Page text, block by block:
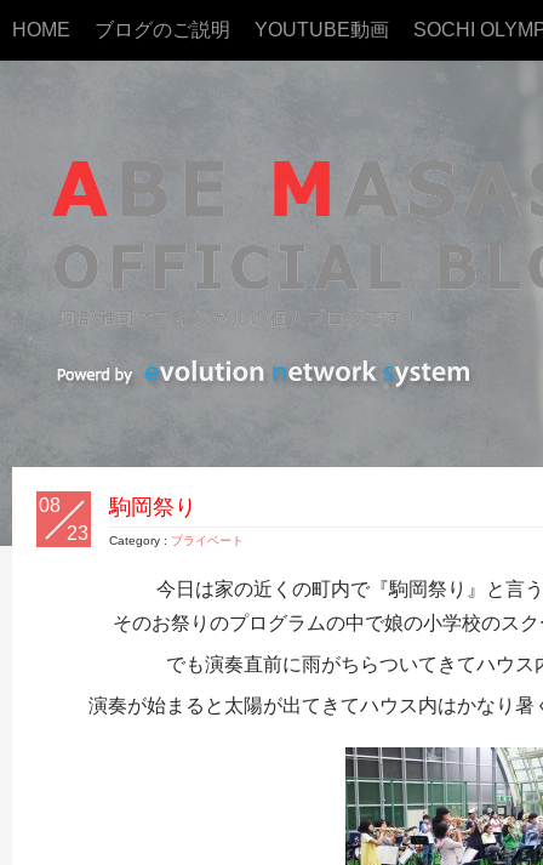
HOME ブログのご説明 YOUTUBE動画 SOCHI
08
23
駒岡祭り
Category : プライベート
今日は家の近くの町内で『駒岡祭り』と言
そのお祭りのプログラムの中で娘の小学校のス
でも演奏直前に雨がちらついてきてハウ
演奏が始まると太陽が出てきてハウス内はかなり